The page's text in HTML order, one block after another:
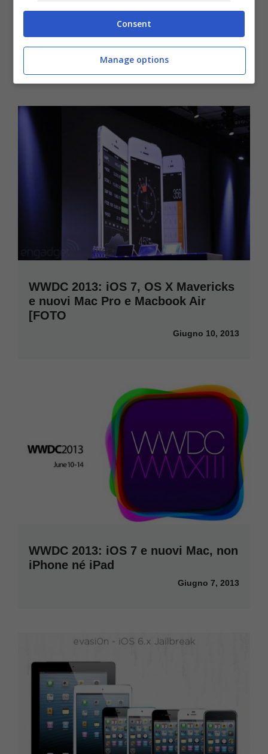
iOS 7 problemi: consumo batteria e
sicurezza [FOTO]
Settembre 20, 2013
WWDC 2013: iOS 7, OS X Mavericks
e nuovi Mac Pro e Macbook Air
[FOTO
Giugno 10, 2013
WWDC 2013: iOS 7 e nuovi Mac, non
iPhone né iPad
Giugno 7, 2013
Consent
Manage options